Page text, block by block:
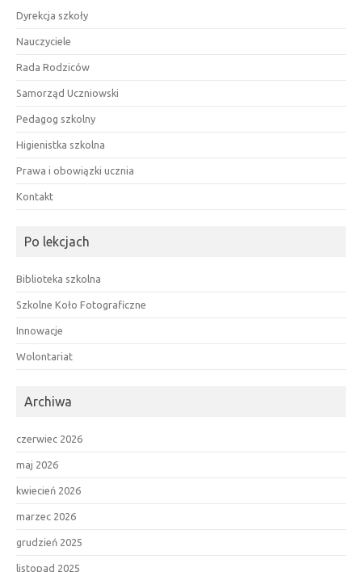
Dyrekcja szkoły
Nauczyciele
Rada Rodziców
Samorząd Uczniowski
Pedagog szkolny
Higienistka szkolna
Prawa i obowiązki ucznia
Kontakt
Po lekcjach
Biblioteka szkolna
Szkolne Koło Fotograficzne
Innowacje
Wolontariat
Archiwa
czerwiec 2026
maj 2026
kwiecień 2026
marzec 2026
grudzień 2025
listopad 2025